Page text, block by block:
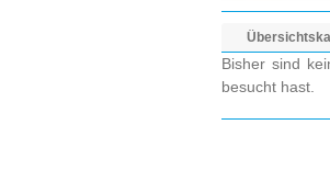
Bisher sind
besucht hast.